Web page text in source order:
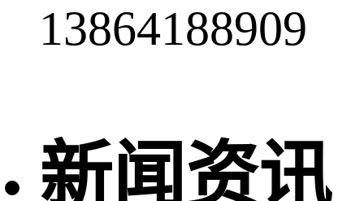
13864188909
新闻资讯